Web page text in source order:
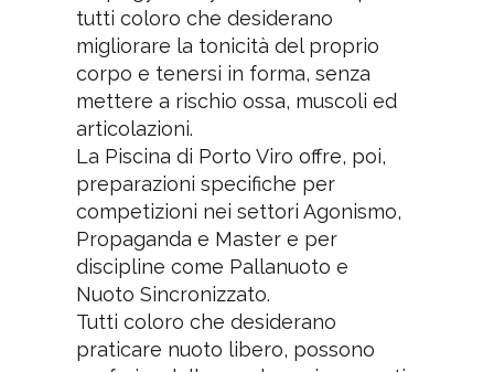
tutti coloro che desiderano
migliorare la tonicità del proprio
corpo e tenersi in forma, senza
mettere a rischio ossa, muscoli ed
articolazioni.
La Piscina di Porto Viro offre, poi,
preparazioni specifiche per
competizioni nei settori Agonismo,
Propaganda e Master e per
discipline come Pallanuoto e
Nuoto Sincronizzato.
Tutti coloro che desiderano
praticare nuoto libero, possono